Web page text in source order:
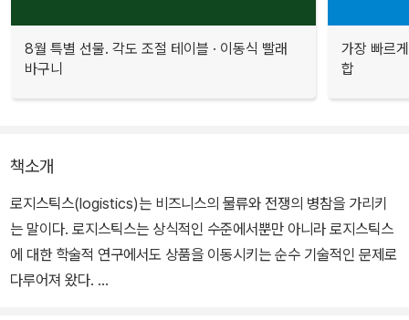
8월 특별 선물. 각도 조절 테이블 · 이동식 빨래
바구니
가장 빠르
합
책소개
로지스틱스(logistics)는 비즈니스의 물류와 전쟁의 병참을 가리키
는 말이다. 로지스틱스는 상식적인 수준에서뿐만 아니라 로지스틱스
에 대한 학술적 연구에서도 상품을 이동시키는 순수 기술적인 문제로
다루어져 왔다.